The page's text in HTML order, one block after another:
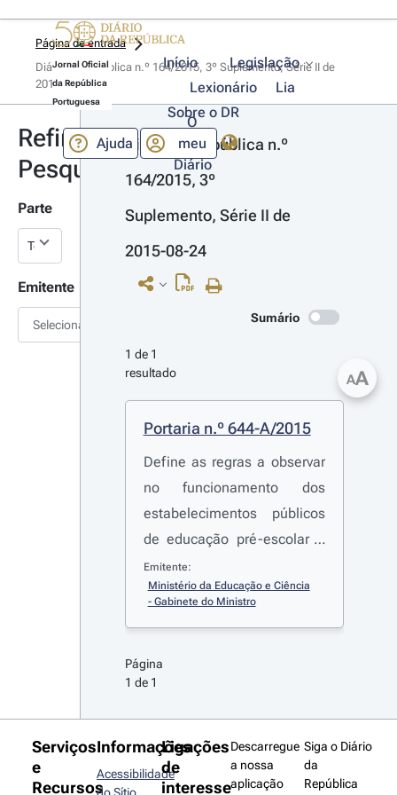
Jornal Oficial
da República
Portuguesa
Início
Legislação
Lexionário
Lia
Sobre o DR
Ajuda
O
meu
Diário
Página de entrada
Diário da República n.º 164/2015, 3º Suplemento, Série II de
2015-08-24
Refinar
Pesquisa
Parte
Emitente
Selecionar
Diário da República n.º
164/2015, 3º
Suplemento, Série II de
2015-08-24
Sumário
1 de 1
resultado
Portaria n.º 644-A/2015
Define as regras a observar
no funcionamento dos
estabelecimentos públicos
de educação pré-escolar e
do 1.º ciclo do ensino
básico, bem como na oferta
da componente de apoio à
família (CAF) e das
atividades de
enriquecimento curricular
(AEC)
Emitente:
Ministério da Educação e Ciência
- Gabinete do Ministro
Página
1 de 1
AA
Serviços
e
Recursos
Informações
Acessibilidade
Ligações
de
interesse
Descarregue
a nossa
aplicação
Siga o Diário
da
República